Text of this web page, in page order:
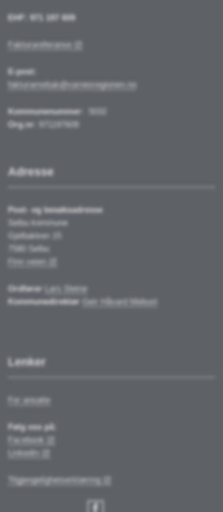
EHF: 971 197 609
Fakturareferanse
E-post:
fakturamottak@varnesregionen.no
Kommunenummer
Org.nr : 971197609
Adresse
Post- og besøksadresse
Selbu kommune
Gjelbakken 15
7580 Selbu
Finn veien
Ordfører
Lars Sletne
Kommunedirektør
Geir Håvard Mebust
Lenker
For ansatte
Følg oss på:
Facebook
LinkedIn
Tilgjengelighetserklæring